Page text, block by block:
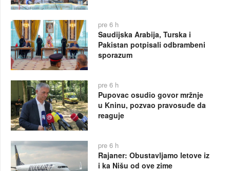
pre 6 h
Saudijska Arabija, Turska i
Pakistan potpisali odbrambeni
sporazum
pre 6 h
Pupovac osudio govor mržnje
u Kninu, pozvao pravosuđe da
reaguje
pre 6 h
Rajaner: Obustavljamo letove iz
i ka Nišu od ove zime